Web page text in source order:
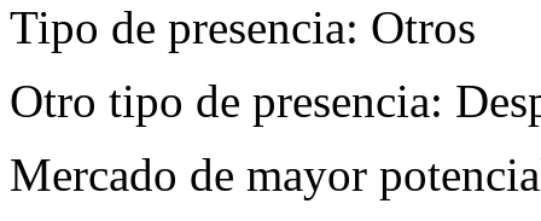
Tipo de presencia: Otros
Otro tipo de presencia:
Mercado de mayor